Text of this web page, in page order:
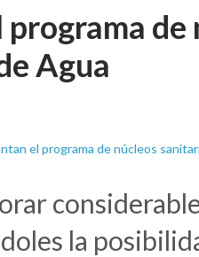
Agua
la